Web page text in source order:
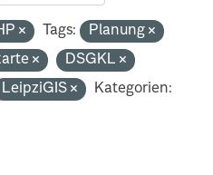
Tags:
Planung
DSGKL
LeipziGIS
Kategorien: